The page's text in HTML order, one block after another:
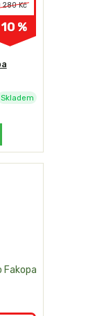
280 Kč
%
Skladem